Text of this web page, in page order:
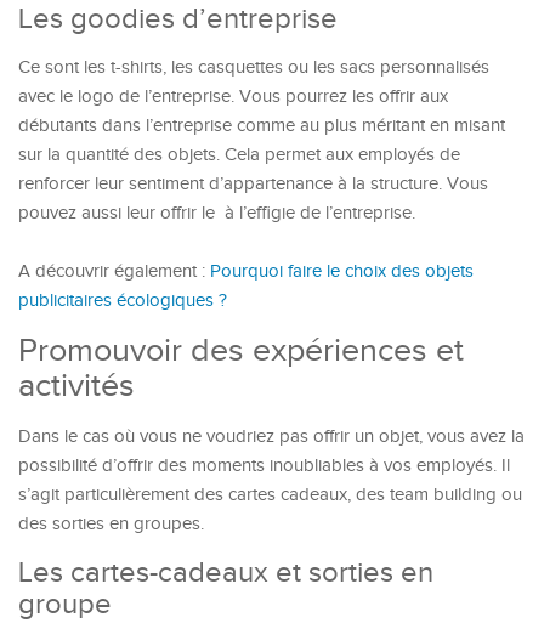
Les goodies d’entreprise
Ce sont les t-shirts, les casquettes ou les sacs personnalisés
avec le logo de l’entreprise. Vous pourrez les offrir aux
débutants dans l’entreprise comme au plus méritant en misant
sur la quantité des objets. Cela permet aux employés de
renforcer leur sentiment d’appartenance à la structure. Vous
pouvez aussi leur offrir le à l’effigie de l’entreprise.
A découvrir également : Pourquoi faire le choix des objets
publicitaires écologiques ?
Promouvoir des expériences et
activités
Dans le cas où vous ne voudriez pas offrir un objet, vous avez la
possibilité d’offrir des moments inoubliables à vos employés. Il
s’agit particulièrement des cartes cadeaux, des team building ou
des sorties en groupes.
Les cartes-cadeaux et sorties en
groupe